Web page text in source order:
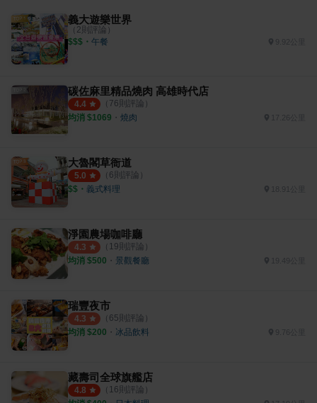
義大遊樂世界
（ 2則評論）
$$$ ・ 午餐
碳佐麻里精品燒肉 高雄時代店
4.4 （ 76則評論）
均消 $1069 ・ 燒肉
大魯閣草衙道
5.0 （ 6則評論）
$$ ・ 義式料理
淨園農場咖啡廳
4.3 （ 19則評論）
均消 $500 ・ 景觀餐廳 19.49公里
瑞豐夜市
4.3 （ 65則評論）
均消 $200 ・ 冰品飲料
藏壽司全球旗艦店
4.8 （ 16則評論）